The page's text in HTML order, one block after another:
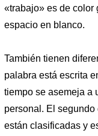
«trabajo» es de color
espacio en blanco.
También tienen
palabra está escrita
tiempo se asemeja a
personal. El
están clasificadas y